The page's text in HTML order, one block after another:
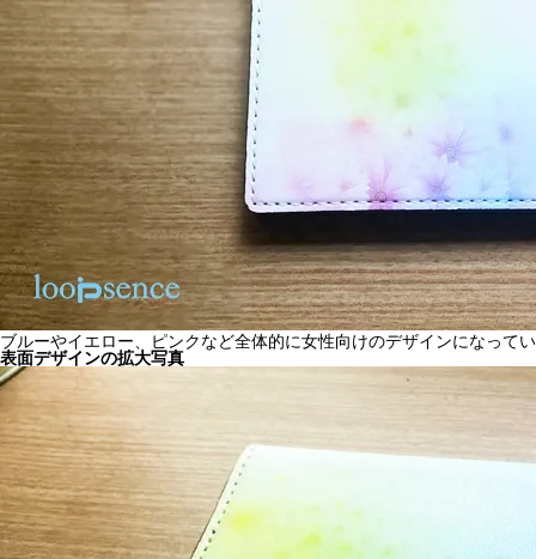
ブルーやイエロー、ピンクなど全体的に女性向けのデザインになって
表面デザインの拡大写真